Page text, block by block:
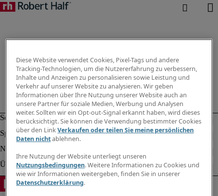
Diese Website verwendet Cookies, Pixel-Tags und andere
Tracking-Technologien, um die Nutzererfahrung zu verbessern,
Inhalte und Anzeigen zu personalisieren sowie Leistung und
Verkehr auf unserer Website zu analysieren. Wir geben
Informationen über Ihre Nutzung unserer Website auch an
unsere Partner für soziale Medien, Werbung und Analysen
weiter. Sollten wir ein Opt-out-Signal erkannt haben, wird dieses
berücksichtigt. Sie können die Verwendung bestimmter Cookies
über den LinkVerkaufen oder teilen Sie meine persönlichen
Daten nichtablehnen.
Ihre Nutzung der Website unterliegt unseren
Nutzungsbedingungen. Weitere Informationen zu Cookies und
wie wir Informationen weitergeben, finden Sie in unserer
Datenschutzerklärung.